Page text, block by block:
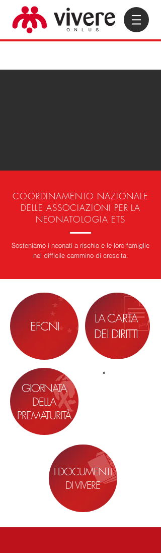
COORDINAMENTO NAZIONALE
DELLE ASSOCIAZIONI PER LA
NEONATOLOGIA ETS
Sosteniamo i neonati a rischio e le loro famiglie
nel difficile cammino di crescita.
EFCNI
LA CARTA
DEI DIRITTI
GIORNATA
DELLA
PREMATURITÀ
I DOCUMENTI
DI VIVERE